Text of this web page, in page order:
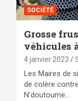
SOCIÉTÉ
Grosse
véhicules
4 janvier 2023
Les Maires de
de colère
N’doutoume…